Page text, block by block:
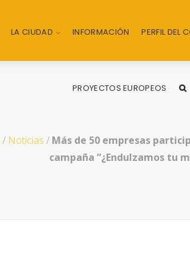
LA CIUDAD INFORMACIÓN PERFIL DEL
PROYECTOS EUROPEOS
/ Noticias / Más de 50 empresas
campaña “¿Endulzamos tu